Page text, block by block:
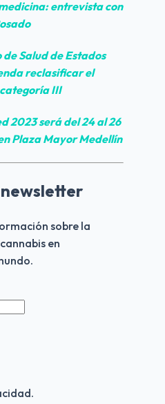
entrevista con
Salud de Estados
reclasificar el
III
2023 será del 24 al 26
Plaza Mayor Medellín
sobre la
en